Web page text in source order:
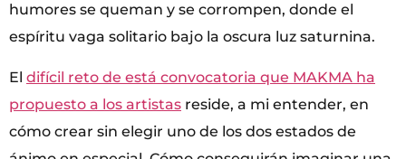
humores se queman y se corrompen, donde el
espíritu vaga solitario bajo la oscura luz saturnina.
El difícil reto de está convocatoria que MAKMA ha
propuesto a los artistas reside, a mi entender, en
cómo crear sin elegir uno de los dos estados de